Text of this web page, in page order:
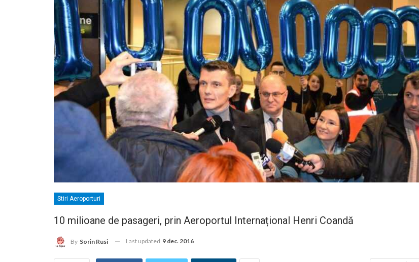
Stiri Aeroporturi
10 milioane de pasageri, prin Aeroportul Internațional Henri Coandă
By Sorin Rusi Last updated 9 dec. 2016